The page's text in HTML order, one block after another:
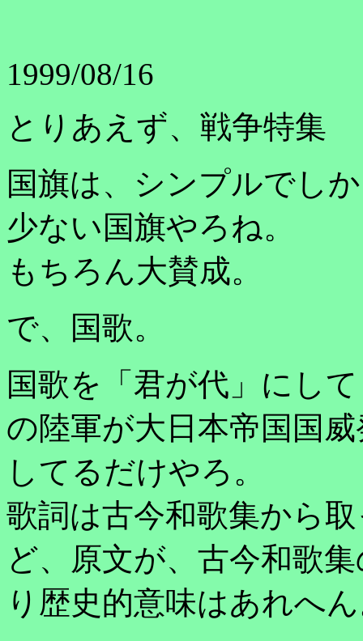
1999/08/16
とりあえず、戦争特集
国旗は、シンプルでし
少ない国旗やろね。
もちろん大賛成。
で、国歌。
国歌を「君が代」にし
の陸軍が大日本帝国国
してるだけやろ。
歌詞は古今和歌集から
ど、原文が、古今和歌
り歴史的意味はあれへ